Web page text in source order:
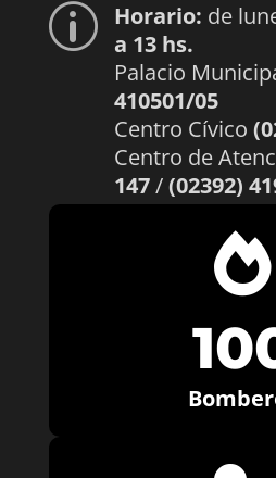
p Horario: de
a 13 hs.
Palacio
410501/05
Centro Cívico
Centro de
147/(02392)
